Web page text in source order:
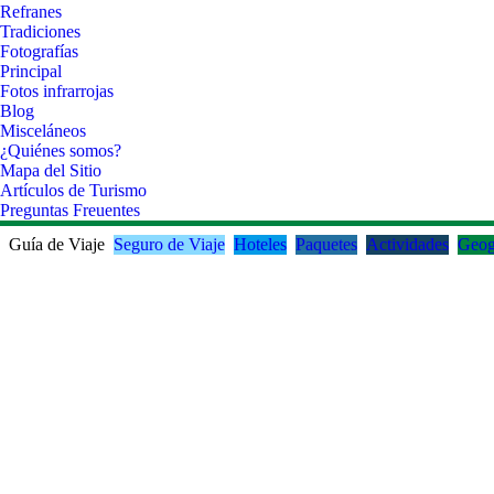
Refranes
Tradiciones
Fotografías
Principal
Fotos infrarrojas
Blog
Misceláneos
¿Quiénes somos?
Mapa del Sitio
Artículos de Turismo
Preguntas Freuentes
Guía de Viaje Seguro de Viaje Hoteles Paquetes Actividades